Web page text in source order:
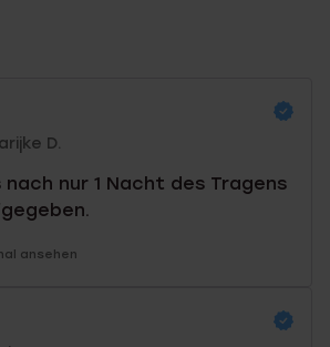
D.
nur 1 Nacht des Tragens
ansehen